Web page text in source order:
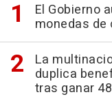
El Gobierno
monedas
La
duplica
tras ganar